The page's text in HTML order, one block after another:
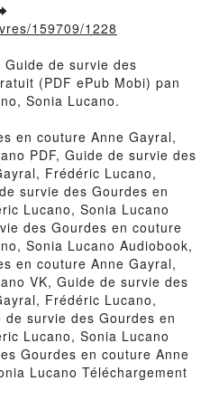
159709/1228
de survie des
(PDF ePub Mobi) pan
Sonia Lucano.
en couture Anne Gayral,
PDF, Guide de survie des
Frédéric Lucano,
survie des Gourdes en
Lucano, Sonia Lucano
des Gourdes en couture
Sonia Lucano Audiobook,
en couture Anne Gayral,
VK, Guide de survie des
Frédéric Lucano,
survie des Gourdes en
Lucano, Sonia Lucano
Gourdes en couture Anne
Lucano Téléchargement